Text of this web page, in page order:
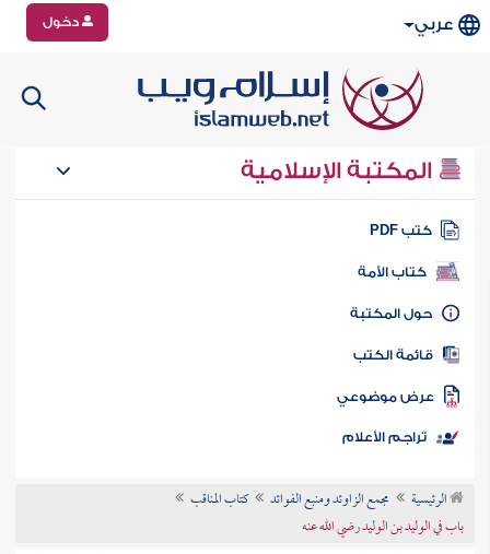
عربي دخول
المكتبة الإسلامية
كتب PDF
كتاب الأمة
المكتبة
الكتب
موضوعي
تراجم الأعلام
الرئيسية مجمع الزاوئد ومنبع الفوائد
كتاب المناقب
باب في الوليد بن الوليد رضي الله عنه